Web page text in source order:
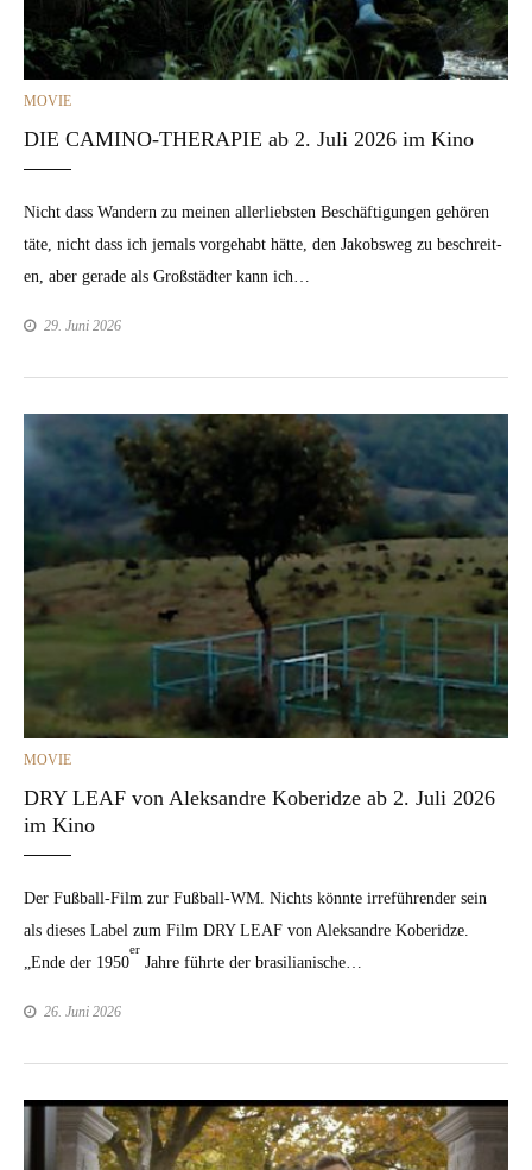
CATEGORIES
MOVIE
DIE CAMINO-THERAPIE ab 2. Juli 2026 im Kino
Nicht dass Wan­dern zu meinen aller­lieb­sten Beschäf­ti­gun­gen gehören
täte, nicht dass ich jemals vorge­habt hätte, den Jakob­sweg zu beschre­it­
en, aber ger­ade als Großstädter kann ich…
29. Juni 2026
CATEGORIES
MOVIE
DRY LEAF von Aleksandre Koberidze ab 2. Juli 2026
im Kino
Der Fußball-Film zur Fußball-WM. Nichts kön­nte irreführen­der sein
als dieses Label zum Film DRY LEAF von Alek­san­dre Koberidze.
„Ende der 1950
er
Jahre führte der brasil­ian­is­che…
26. Juni 2026